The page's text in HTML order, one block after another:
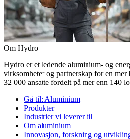
Om Hydro
Hydro er et ledende aluminium- og
virksomheter og partnerskap for en
32 000 ansatte fordelt på mer enn 140
Gå til: Aluminium
Produkter
Industrier vi leverer til
Om aluminium
Innovasjon, forskning og